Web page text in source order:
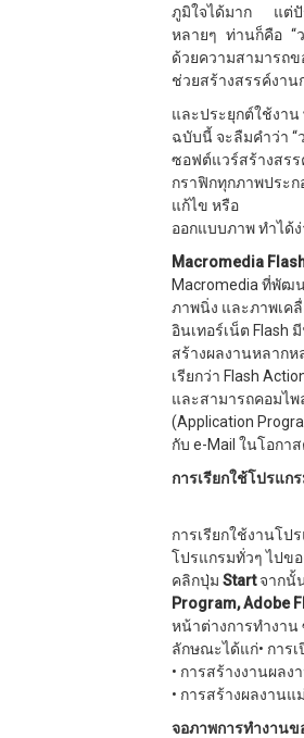
ภูมิใจได้มาก แต่ปั
หลายๆ ท่านก็คือ “
ด้วยความสามารถ
ช่วยสร้างสรรค์งาน
และประยุกต์ใช้งา
ฉบับนี้ จะลืมคำว่า “
ซอฟต์แวร์สร้างสร
กราฟิกทุกภาพประก
แก้ไข หรือ
ออกแบบภาพ ทำได้
Macromedia
Macromedia ที่พัฒ
ภาพนิ่ง และภาพเค
อินเทอร์เน็ต Flash
สร้างผลงานหลาก
เรียกว่า Flash
และสามารถคอมไพ
(Application
กับ e-Mail ในโอกา
การเรียกใช้โปรแก
การเรียกใช้งานโป
โปรแกรมทั่วๆ ไปข
คลิกปุ่มStartจากนั้
Program, Adobe
หน้าต่างการทำงาน
ลักษณะได้แก่• การเ
• การสร้างงานผลง
• การสร้างผลงาน
จอภาพการทำงานข